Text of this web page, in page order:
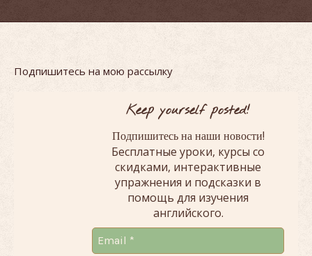
Подпишитесь на мою рассылку
Keep yourself posted!
Подпишитесь на наши новости!
Бесплатные уроки, курсы со
скидками, интерактивные
упражнения и подсказки в
помощь для изучения
английского.